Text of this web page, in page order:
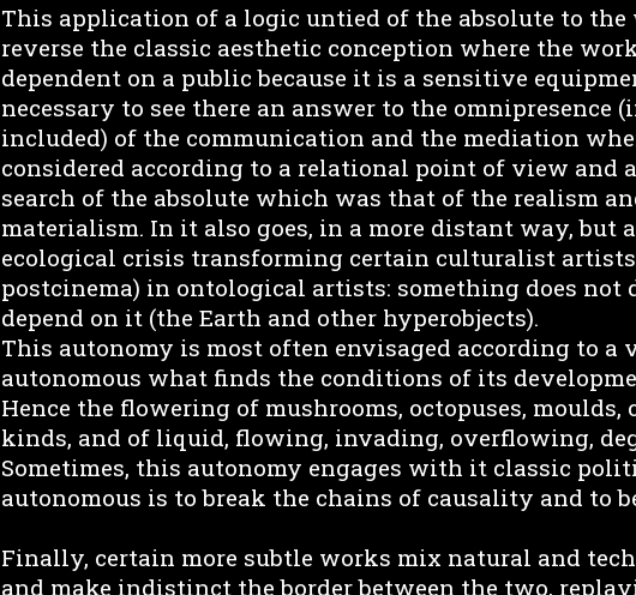
This application of a logic untied of the absolute to
reverse the classic aesthetic conception where the
dependent on a public because it is a sensitive
necessary to see there an answer to the omnipresence
included) of the communication and the mediation
considered according to a relational point of view and
search of the absolute which was that of the realism
materialism. In it also goes, in a more distant way, but
ecological crisis transforming certain culturalist
postcinema) in ontological artists: something does not
depend on it (the Earth and other hyperobjects).
This autonomy is most often envisaged according to a
autonomous what finds the conditions of its
Hence the flowering of mushrooms, octopuses,
kinds, and of liquid, flowing, invading, overflowing,
Sometimes, this autonomy engages with it classic
autonomous is to break the chains of causality and to
Finally, certain more subtle works mix natural and
and make indistinct the border between the two,